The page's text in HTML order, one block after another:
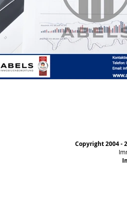
Copyright 2004 -